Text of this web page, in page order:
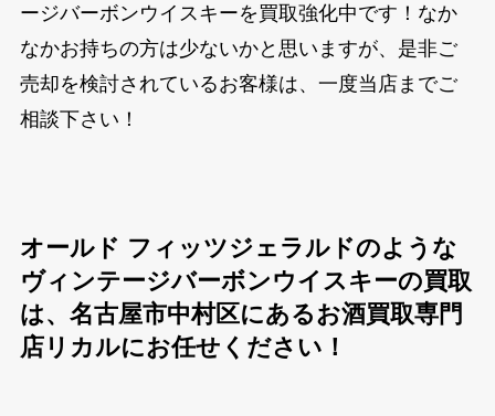
ージバーボンウイスキーを買取強化中です！なか
なかお持ちの方は少ないかと思いますが、是非ご
売却を検討されているお客様は、一度当店までご
相談下さい！
オールド フィッツジェラルドのような
ヴィンテージバーボンウイスキーの買取
は、名古屋市中村区にあるお酒買取専門
店リカルにお任せください！